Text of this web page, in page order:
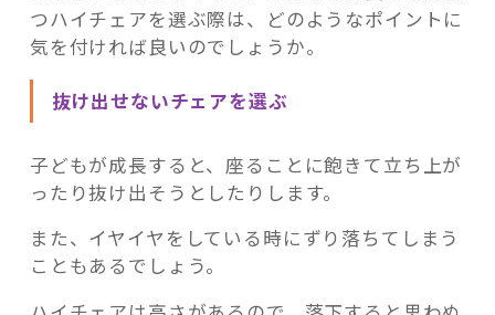
つハイチェアを選ぶ際は、どのようなポイントに
気を付ければ良いのでしょうか。
抜け出せないチェアを選ぶ
子どもが成長すると、座ることに飽きて立ち上が
ったり抜け出そうとしたりします。
また、イヤイヤをしている時にずり落ちてしまう
こともあるでしょう。